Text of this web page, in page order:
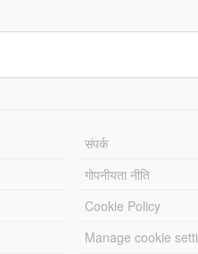
संपर्क
गोपनीयता नीति
Cookie Policy
Manage cookie